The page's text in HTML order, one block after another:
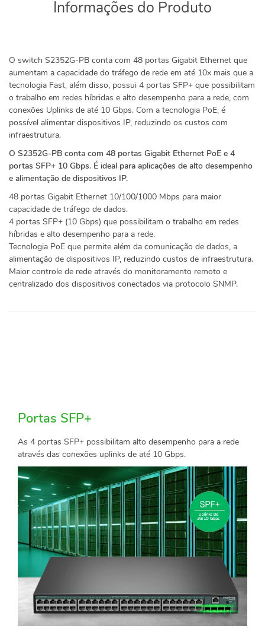
Informações do Produto
O switch S2352G-PB conta com 48 portas Gigabit Ethernet que
aumentam a capacidade do tráfego de rede em até 10x mais que a
tecnologia Fast, além disso, possui 4 portas SFP+ que possibilitam
o trabalho em redes híbridas e alto desempenho para a rede, com
conexões Uplinks de até 10 Gbps. Com a tecnologia PoE, é
possível alimentar dispositivos IP, reduzindo os custos com
infraestrutura.
O S2352G-PB conta com 48 portas Gigabit Ethernet PoE e 4
portas SFP+ 10 Gbps. É ideal para aplicações de alto desempenho
e alimentação de dispositivos IP.
48 portas Gigabit Ethernet 10/100/1000 Mbps para maior
capacidade de tráfego de dados.
4 portas SFP+ (10 Gbps) que possibilitam o trabalho em redes
híbridas e alto desempenho para a rede.
Tecnologia PoE que permite além da comunicação de dados, a
alimentação de dispositivos IP, reduzindo custos de infraestrutura.
Maior controle de rede através do monitoramento remoto e
centralizado dos dispositivos conectados via protocolo SNMP.
Portas SFP+
As 4 portas SFP+ possibilitam alto desempenho para a rede
através das conexões uplinks de até 10 Gbps.